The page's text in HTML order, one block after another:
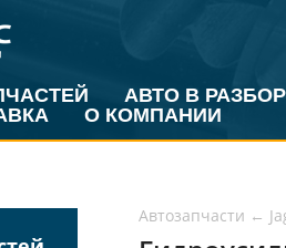
АВТО В РАЗБОР
О КОМПАНИИ
Автозапчасти ←